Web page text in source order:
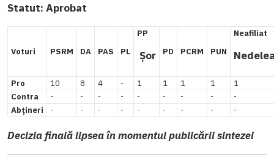
Statut: Aprobat
Voturi PSRM DA PAS PL
PP
Șor PD PCRM PUN
Neafiliat
Pro 10 8 4 - 1 1 1 1
1
Contra
- - - - - - - -
-
Abțineri
- - - - - - - - -
Decizia finală lipsea în momentul publicării sintezei